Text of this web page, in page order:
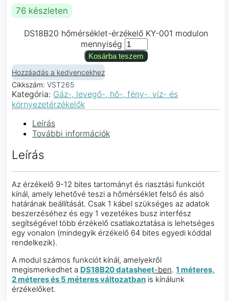
76 készleten
DS18B20 hőmérséklet-érzékelő KY-001 modulon
mennyiség
Kosárba teszem
Hozzáadás a kedvencekhez
Cikkszám: VST265
Kategória: Gáz-, levegő-, hő-, fény-, víz- és
környezetérzékelők
Leírás
További információk
Leírás
Az érzékelő 9-12 bites tartományt és riasztási funkciót
kínál, amely lehetővé teszi a hőmérséklet felső és alsó
határának beállítását. Csak 1 kábel szükséges az adatok
beszerzéséhez és egy 1 vezetékes busz interfész
segítségével több érzékelő csatlakoztatása is lehetséges
egy vonalon (mindegyik érzékelő 64 bites egyedi kóddal
rendelkezik).
A modul számos funkciót kínál, amelyekről
megismerkedhet a DS18B20 datasheet-ben. 1 méteres,
2 méteres és 5 méteres változatban is kínálunk
érzékelőket.